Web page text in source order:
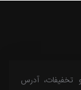
آدرس